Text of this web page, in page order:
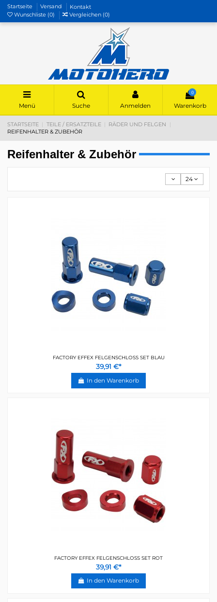
Startseite Versand
Kontakt
Wunschliste (0) Vergleichen (0)
Menü Suche Anmelden
0
Warenkorb
STARTSEITE TEILE / ERSATZTEILE
RÄDER UND FELGEN
REIFENHALTER & ZUBEHÖR
Reifenhalter & Zubehör
24
FACTORY EFFEX FELGENSCHLOSS SET BLAU
39,91 €*
In den Warenkorb
FACTORY EFFEX FELGENSCHLOSS SET ROT
39,91 €*
In den Warenkorb